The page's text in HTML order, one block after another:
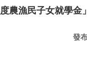
農漁民子女就學金」
發